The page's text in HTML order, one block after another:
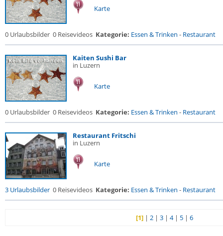
Karte
0 Urlaubsbilder 0 Reisevideos Kategorie: Essen & Trinken - Restaurant
Kaiten Sushi Bar
in Luzern
Karte
0 Urlaubsbilder 0 Reisevideos Kategorie: Essen & Trinken - Restaurant
Restaurant Fritschi
in Luzern
Karte
3 Urlaubsbilder 0 Reisevideos Kategorie: Essen & Trinken - Restaurant
[1] |2 |3 |4| 5 |6